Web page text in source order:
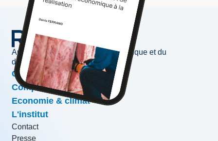
Au service de l'information économique et du
développement des entreprises
Conjoncture & prévisions
Compétitivité & croissance
Economie & climat
L'institut
Contact
Presse